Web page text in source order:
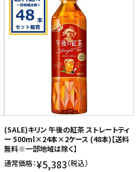
(SALE)キリン 午後の紅茶 ストレートティ
ー 500ml×24本×2ケース (48本)【送料
無料※一部地域は除く】
通常価格：¥5,383（税込）